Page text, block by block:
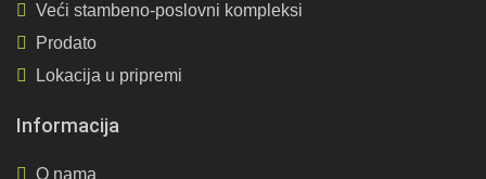
Veći stambeno-poslovni kompleksi
Prodato
Lokacija u pripremi
Informacija
O nama